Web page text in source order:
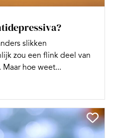
slikken
zou een flink deel van
hoe weet...